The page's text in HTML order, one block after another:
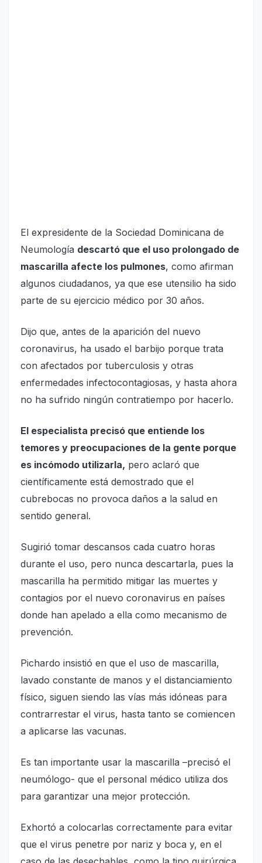
El expresidente de la Sociedad Dominicana de
Neumología descartó que el uso prolongado de
mascarilla afecte los pulmones, como afirman
algunos ciudadanos, ya que ese utensilio ha sido
parte de su ejercicio médico por 30 años.
Dijo que, antes de la aparición del nuevo
coronavirus, ha usado el barbijo porque trata
con afectados por tuberculosis y otras
enfermedades infectocontagiosas, y hasta ahora
no ha sufrido ningún contratiempo por hacerlo.
El especialista precisó que entiende los
temores y preocupaciones de la gente porque
es incómodo utilizarla, pero aclaró que
científicamente está demostrado que el
cubrebocas no provoca daños a la salud en
sentido general.
Sugirió tomar descansos cada cuatro horas
durante el uso, pero nunca descartarla, pues la
mascarilla ha permitido mitigar las muertes y
contagios por el nuevo coronavirus en países
donde han apelado a ella como mecanismo de
prevención.
Pichardo insistió en que el uso de mascarilla,
lavado constante de manos y el distanciamiento
físico, siguen siendo las vías más idóneas para
contrarrestar el virus, hasta tanto se comiencen
a aplicarse las vacunas.
Es tan importante usar la mascarilla –precisó el
neumólogo- que el personal médico utiliza dos
para garantizar una mejor protección.
Exhortó a colocarlas correctamente para evitar
que el virus penetre por nariz y boca y, en el